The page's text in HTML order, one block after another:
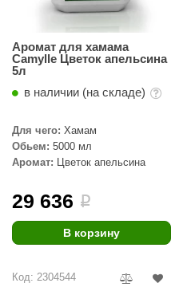
Аромат для хамама
Camylle Цветок апельсина
5л
в наличии (на складе)
Для чего: Хамам
Обьем: 5000 мл
Аромат: Цветок апельсина
29 636 i
В корзину
Код: 2304544